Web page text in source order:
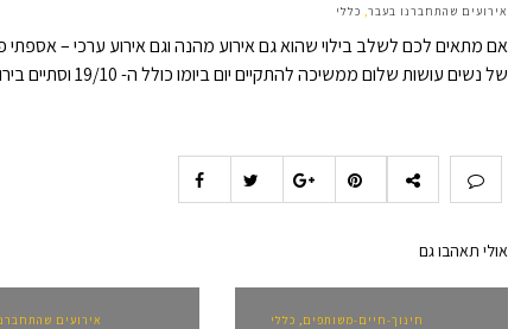
אירועים שהתחברנו בעבר, כללי
של נשים עושות שלום ממשיכה להתקיים יום ביומו כולל ה- 19/10 וסתיים בירושלים בעצרת המונים. תוכלו לראות פרטים…
אולי תאהבו גם
חינוך-חיים-משותפים, כללי אירועים